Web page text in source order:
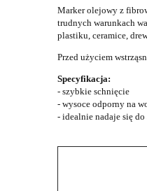
Marker olejowy z
trudnych warunkach
plastiku, ceramice,
Przed użyciem
Specyfikacja:
- szybkie schnięcie
- wysoce odporny na
- idealnie nadaje się